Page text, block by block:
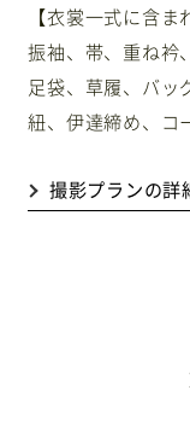
【衣裳一式に含ま
振袖、帯、重ね衿
足袋、草履、バッ
紐、伊達締め、コ
撮影プランの詳